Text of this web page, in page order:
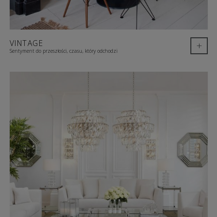
VINTAGE
Sentyment do przeszłości, czasu, który odchodzi +